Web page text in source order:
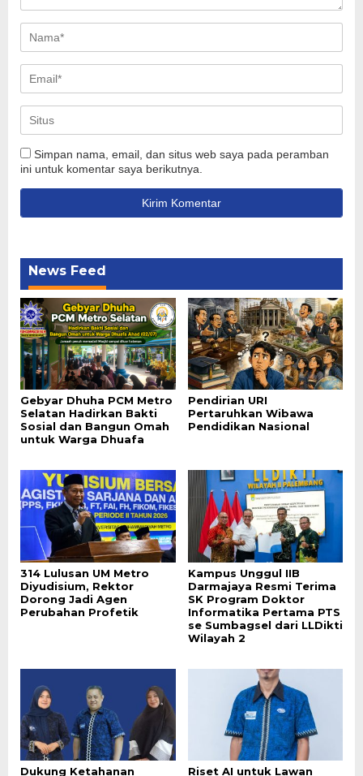
Simpan nama, email, dan situs web saya pada peramban
ini untuk komentar saya berikutnya.
News Feed
Gebyar Dhuha PCM Metro
Selatan Hadirkan Bakti
Sosial dan Bangun Omah
untuk Warga Dhuafa
Pendirian URI
Pertaruhkan Wibawa
Pendidikan Nasional
314 Lulusan UM Metro
Diyudisium, Rektor
Dorong Jadi Agen
Perubahan Profetik
Kampus Unggul IIB
Darmajaya Resmi Terima
SK Program Doktor
Informatika Pertama PTS
se Sumbagsel dari LLDikti
Wilayah 2
Dukung Ketahanan Riset AI untuk Lawan